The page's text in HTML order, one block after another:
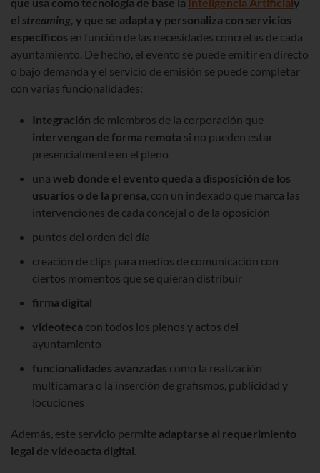
el streaming, y que se adapta y personaliza con servicios
específicos en función de las necesidades concretas de cada
ayuntamiento. De hecho, el evento se puede emitir en directo
o bajo demanda y el servicio de emisión se puede completar
con varias funcionalidades:
Integración de miembros de la corporación que
intervengan de forma remota si no pueden estar
presencialmente en el pleno
una web donde el evento queda a disposición de los
usuarios o de la prensa, con un indexado que marca las
intervenciones de cada concejal o de la oposición
puntos del orden del día
creación de clips para medios de comunicación con
ciertos momentos que se quieran distribuir
firma digital
videoteca con todos los plenos y actos del
ayuntamiento
funcionalidades avanzadas como la realización
multicámara o la inserción de grafismos, publicidad y
locuciones
Además, este servicio permite adaptarse al requerimiento
legal de videoacta digital.